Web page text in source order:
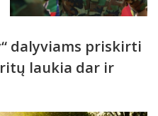
dalyviams priskirti
laukia dar ir